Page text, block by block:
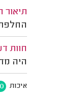
תיאור
חוות
היה
איכות